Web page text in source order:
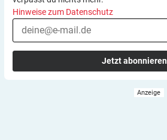
Hinweise zum Datenschutz
Jetzt abonnieren